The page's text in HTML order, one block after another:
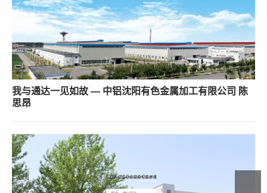
我与通达一见如故 — 中铝沈阳有色金属加工有限公司 陈
思昂